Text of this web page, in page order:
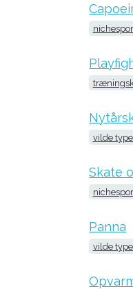
vilde
Skate
Panna
vilde